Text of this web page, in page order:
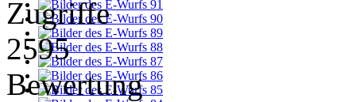
Zugriffe
2595
Bewertung